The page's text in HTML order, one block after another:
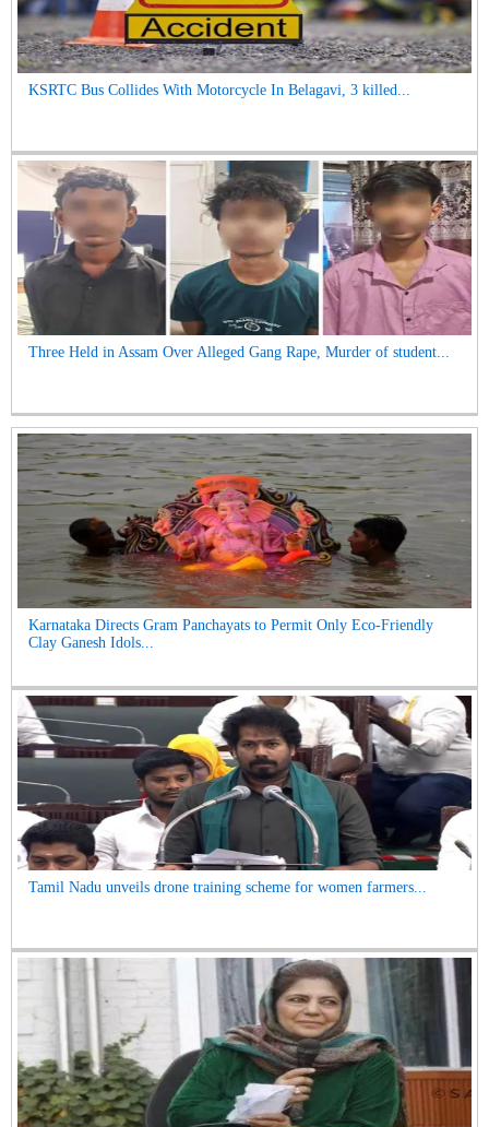
KSRTC Bus Collides With Motorcycle In Belagavi, 3 killed...
Three Held in Assam Over Alleged Gang Rape, Murder of student...
Karnataka Directs Gram Panchayats to Permit Only Eco-Friendly
Clay Ganesh Idols...
Tamil Nadu unveils drone training scheme for women farmers...